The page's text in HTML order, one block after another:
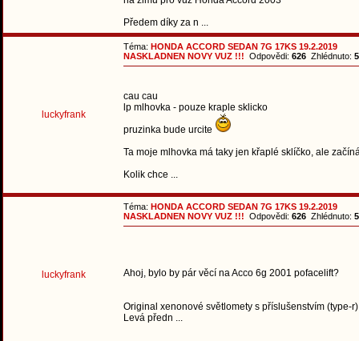
Předem díky za n ...
luckyfrank
Téma: HONDA ACCORD SEDAN 7G 17KS 19.2.2019
NASKLADNEN NOVY VUZ !!! Odpovědi: 626 Zhlédnuto:
cau cau
lp mlhovka - pouze kraple sklicko
pruzinka bude urcite
Ta moje mlhovka má taky jen křaplé sklíčko, ale
Kolik chce ...
luckyfrank
Téma: HONDA ACCORD SEDAN 7G 17KS 19.2.2019
NASKLADNEN NOVY VUZ !!! Odpovědi: 626 Zhlédnuto:
Ahoj, bylo by pár věcí na Acco 6g 2001 pofacelift?
Original xenonové světlomety s příslušenstvím
Levá předn ...